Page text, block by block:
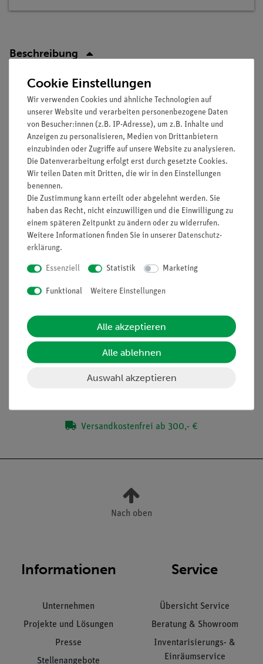
Beschreibung
Prinzip
Am Beispiel einer Kupfersulfat-Lösung soll untersucht werden,
welcher Zusammenhang zwischen der Stromstärke und der
Spannung beim Stromfluss durch wässrige Lösungen von
Elektrolyten besteht.
Vorteile
Keine zusätzlichen Kabelverbindungen zwischen den
Bausteinen nötig - übersichtlicherer und schnellerer
Aufbau
Kontaktsicherheit durch puzzelartig verzahnbare
Bausteine
Hartvergoldete, korrosionsbeständige Kontakte
Ober- und reelle Bauteile auf der Unterseite sichtbar
Lieferumfang
Media / Downloads
Versandkostenfrei ab 300,- €
Nach oben
Informationen
Unternehmen
Projekte und Lösungen
Presse
Stellenangebote
Service
Übersicht Service
Beratung & Showroom
Inventarisierungs- &
Einräumservice
Cookie Einstellungen
Wir verwenden Cookies und ähnliche Technologien auf
unserer Website und verarbeiten personenbezogene Daten
von Besucher:innen (z.B. IP-Adresse), um z.B. Inhalte und
Anzeigen zu personalisieren, Medien von Drittanbietern
einzubinden oder Zugriffe auf unsere Website zu analysieren.
Die Datenverarbeitung erfolgt erst durch gesetzte Cookies.
Wir teilen Daten mit Dritten, die wir in den Einstellungen
benennen.
Die Zustimmung kann erteilt oder abgelehnt werden. Sie
haben das Recht, nicht einzuwilligen und die Einwilligung zu
einem späteren Zeitpunkt zu ändern oder zu widerrufen.
Weitere Informationen finden Sie in unserer Daten­schutz­
erklärung.
Essenziell Statistik Marketing
Funktional Weitere Einstellungen
Alle akzeptieren
Alle ablehnen
Auswahl akzeptieren